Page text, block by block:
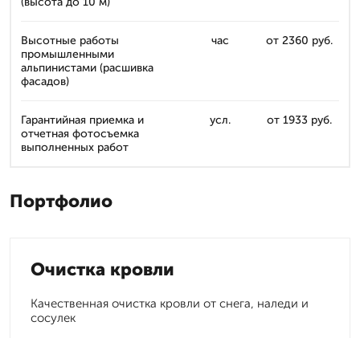
Высотные работы
промышленными
альпинистами (расшивка
фасадов)
час от 2360 руб.
Гарантийная приемка и
отчетная фотосъемка
выполненных работ
усл. от 1933 руб.
Портфолио
Очистка кровли
Качественная очистка кровли от снега, наледи и
сосулек